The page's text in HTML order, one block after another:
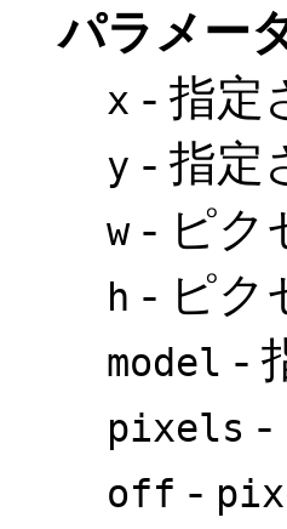
パラメー
x - 指定
y - 指定
w- ピク
h - ピク
model -
pixels -
off -